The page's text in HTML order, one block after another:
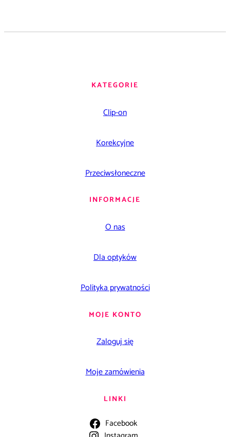
KATEGORIE
Clip-on
Korekcyjne
Przeciwsłoneczne
INFORMACJE
O nas
Dla optyków
Polityka prywatności
MOJE KONTO
Zaloguj się
Moje zamówienia
LINKI
Facebook